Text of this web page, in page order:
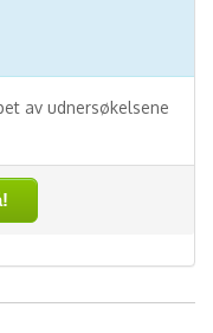
av udnersøkelsene